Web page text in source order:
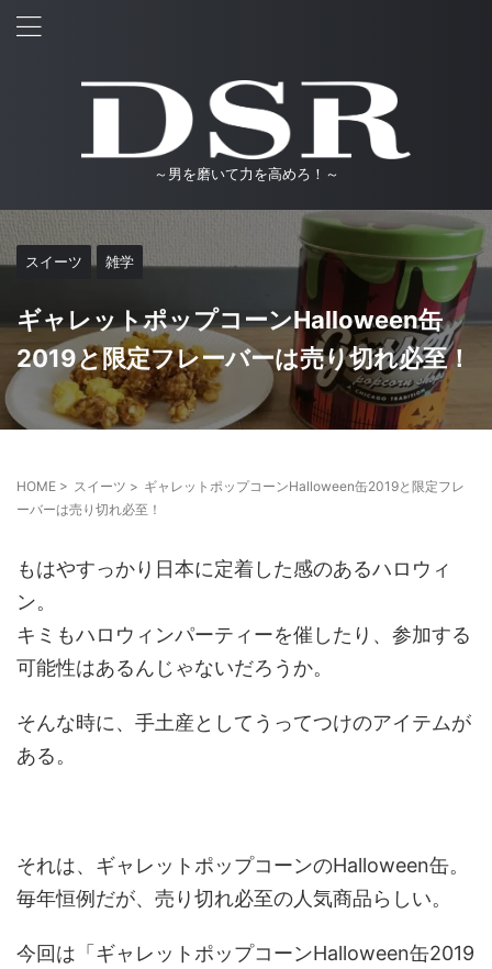
～男を磨いて力を高めろ！～
スイーツ 雑学
ギャレットポップコーンHalloween缶
2019と限定フレーバーは売り切れ必至！
HOME > スイーツ > ギャレットポップコーンHalloween缶2019と限定フレ
ーバーは売り切れ必至！
もはやすっかり日本に定着した感のあるハロウィ
ン。
キミもハロウィンパーティーを催したり、参加する
可能性はあるんじゃないだろうか。
そんな時に、手土産としてうってつけのアイテムが
ある。
それは、ギャレットポップコーンのHalloween缶。
毎年恒例だが、売り切れ必至の人気商品らしい。
今回は「ギャレットポップコーンHalloween缶2019